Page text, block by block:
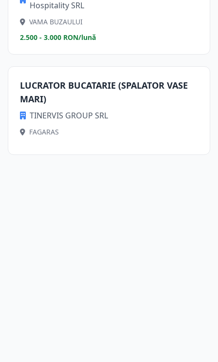
Hospitality SRL
VAMA BUZAULUI
2.500 - 3.000 RON/lună
LUCRATOR BUCATARIE (SPALATOR VASE
MARI)
TINERVIS GROUP SRL
FAGARAS